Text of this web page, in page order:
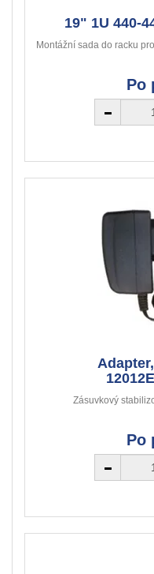
19" 1U 440-
Montážní sada do racku
Po
Zásuvkový
Po